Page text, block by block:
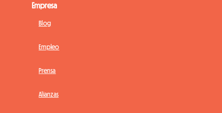
Empresa
Blog
Empleo
Prensa
Alianzas